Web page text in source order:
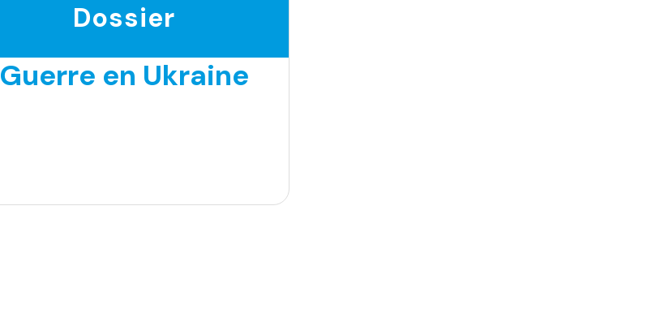
Dossier
Guerre en Ukraine